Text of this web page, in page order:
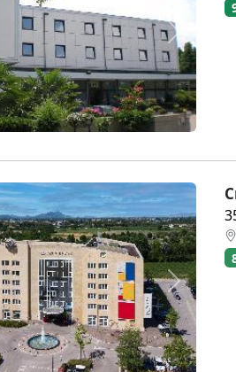
Weiter
Weiter